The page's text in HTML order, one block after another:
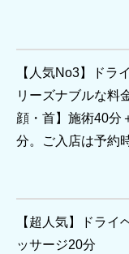
【人気No3】ドラ
リーズナブルな料
顔・首】施術40分
分。ご入店は予約
【超人気】ドラ
ッサージ20分